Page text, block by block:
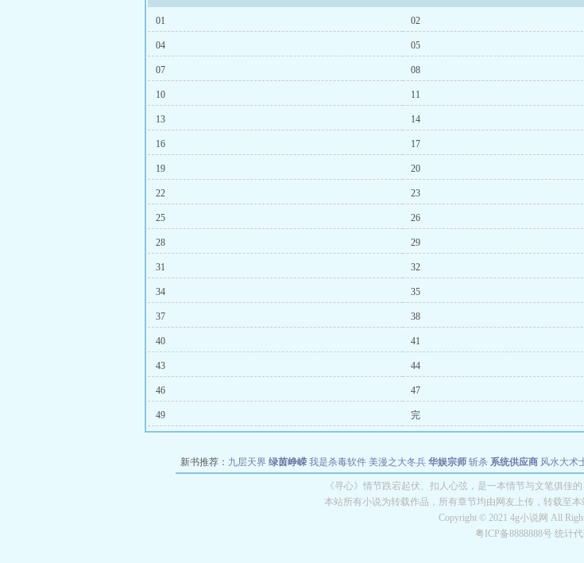
01 02
04 05
07 08
10 11
13 14
16 17
19 20
22 23
25 26
28 29
31 32
34 35
37 38
40 41
43 44
46 47
49 完
新书推荐： 九层天界 绿茵峥嵘 我是杀毒软件 美漫之大冬兵 华娱宗师 斩杀 系统供应商 风水大术
都市全能巨星 绝对交易 全职武神 位面复制大师 华娱特效大亨
长别打脸
《寻心》情节跌宕起伏、扣人心弦，是一本情节与文笔俱佳
本站所有小说为转载作品，所有章节均由网友上传，转载至本
Copyright © 2021 4g小说网 All
粤ICP备8888888号 统计